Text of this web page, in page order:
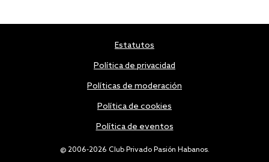
@ 2006-2026 Club Privado Pasión Habanos.
Estatutos
Política de privacidad
Políticas de moderación
Política de cookies
Política de eventos